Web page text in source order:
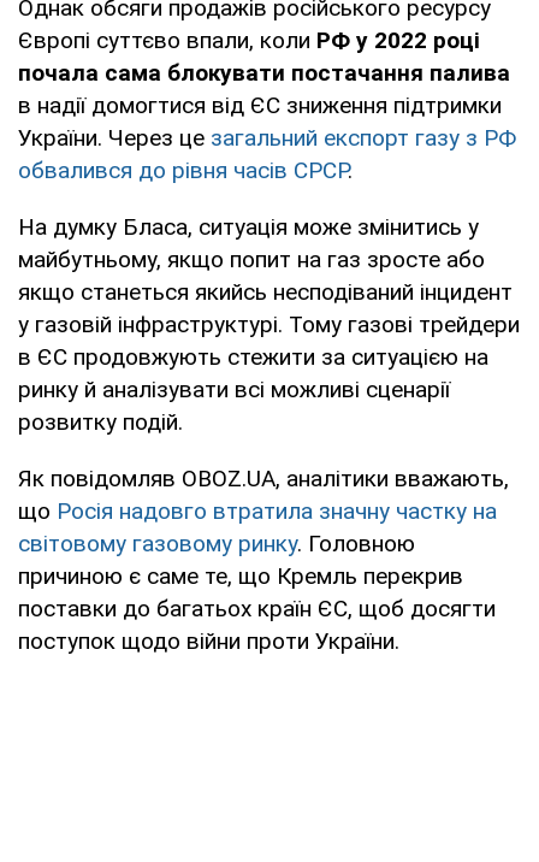
Однак обсяги продажів російського ресурсу
Європі суттєво впали, коли РФ у 2022 році
почала сама блокувати постачання палива
в надії домогтися від ЄС зниження підтримки
України. Через це загальний експорт газу з РФ
обвалився до рівня часів СРСР.
На думку Бласа, ситуація може змінитись у
майбутньому, якщо попит на газ зросте або
якщо станеться якийсь несподіваний інцидент
у газовій інфраструктурі. Тому газові трейдери
в ЄС продовжують стежити за ситуацією на
ринку й аналізувати всі можливі сценарії
розвитку подій.
Як повідомляв OBOZ.UA, аналітики вважають,
що Росія надовго втратила значну частку на
світовому газовому ринку. Головною
причиною є саме те, що Кремль перекрив
поставки до багатьох країн ЄС, щоб досягти
поступок щодо війни проти України.